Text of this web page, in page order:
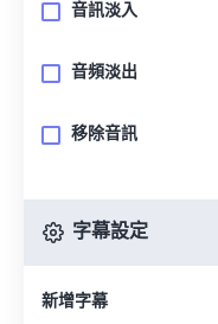
音訊淡入
音頻淡出
移除音訊
字幕設定
新增字幕